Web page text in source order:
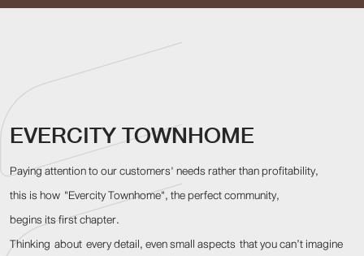
EVERCITY TOWNHOME
Paying attention to our customers' needs rather than profitability,
this is how "Evercity Townhome", the perfect community,
begins its first chapter.
Thinking about every detail, even small aspects that you can’t imagine